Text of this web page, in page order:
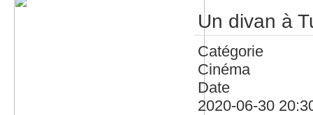
Un divan à
Catégorie
Cinéma
Date
2020-06-30